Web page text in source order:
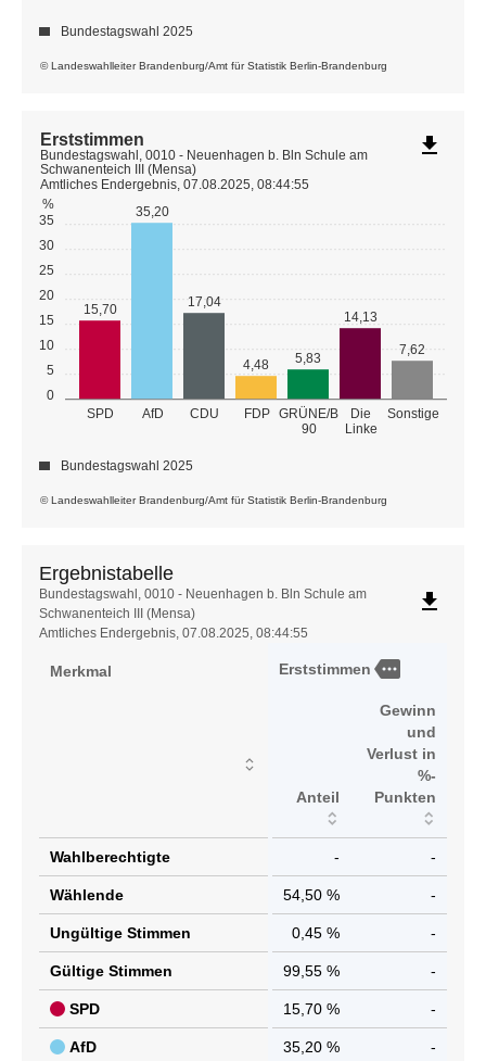
© Landeswahlleiter Brandenburg/Amt für Statistik Berlin-Brandenburg
Bundestagswahl 2025
0
5
10
15
20
25
30
35
%
SPD AfD CDU FDP GRÜNE/B
90
Die
Linke
Sonstige
15,70
35,20
17,04
4,48 5,83
14,13
7,62
© Landeswahlleiter Brandenburg/Amt für Statistik Berlin-Brandenburg
Erststimmen
Bundestagswahl, 0010 - Neuenhagen b. Bln Schule am
Schwanenteich III (Mensa)
Amtliches Endergebnis, 07.08.2025, 08:44:55
Bundestagswahl 2025
file_download
Ergebnistabelle
Ergebnistabelle
Bundestagswahl, 0010 - Neuenhagen b. Bln Schule am
Schwanenteich III (Mensa)
Amtliches Endergebnis, 07.08.2025, 08:44:55
file_download
Merkmal Erststimmen more
Anteil
Gewinn
und
Verlust in
%-
Punkten
Wahlberechtigte - -
Wählende 54,50 % -
Ungültige Stimmen 0,45 % -
Gültige Stimmen 99,55 % -
SPD 15,70 % -
AfD 35,20 % -